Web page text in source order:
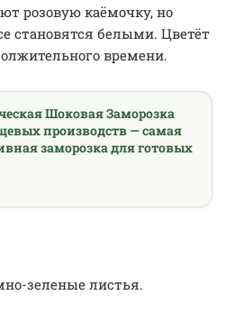
розовую каёмочку, но
становятся белыми. Цветёт
времени.
Шоковая Заморозка
производств — самая
заморозка для готовых
зеленые листья.